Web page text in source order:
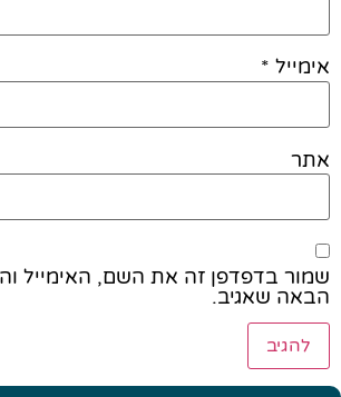
אימייל *
אתר
שמור בדפדפן זה את השם, האימייל
הבאה שאגיב.